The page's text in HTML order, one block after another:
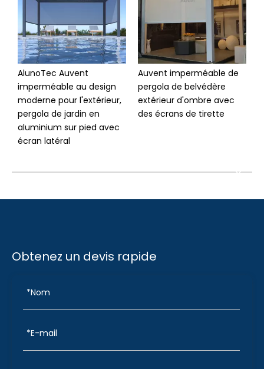
AlunoTec Auvent
imperméable au design
moderne pour l'extérieur,
pergola de jardin en
aluminium sur pied avec
écran latéral
Auvent imperméable de
pergola de belvédère
extérieur d'ombre avec
des écrans de tirette
Obtenez un devis rapide